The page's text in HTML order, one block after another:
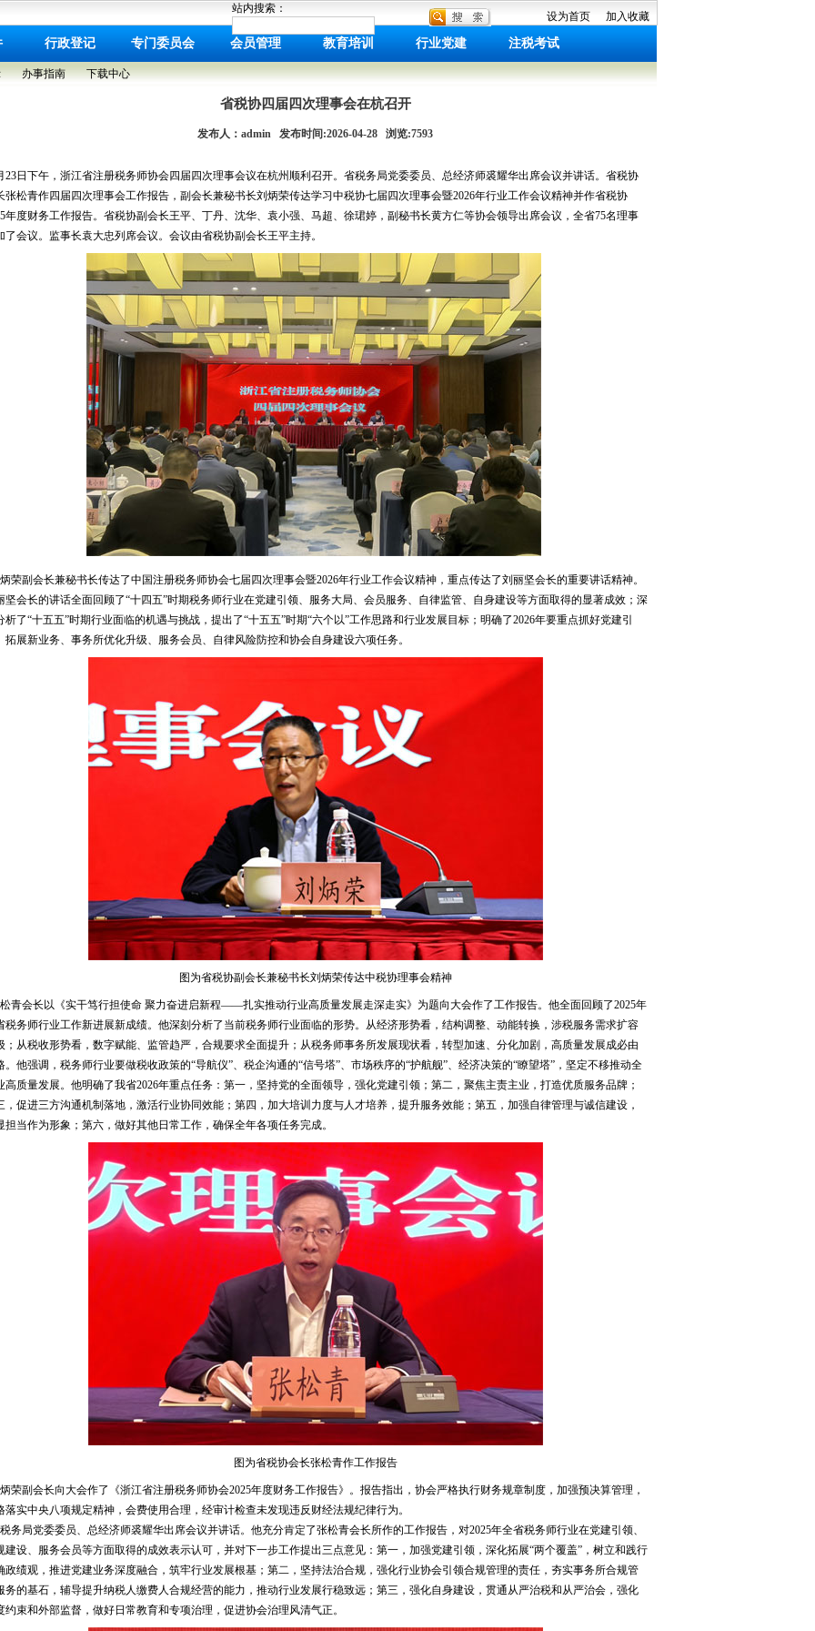
站内搜索：
设为首页 加入收藏
行政登记 专门委员会 会员管理 教育培训 行业党建 注税考试
办事指南 下载中心
省税协四届四次理事会在杭召开
发布人：admin 发布时间:2026-04-28 浏览:7593
23日下午，浙江省注册税务师协会四届四次理事会议在杭州顺利召开。省税务局党委委员、总经济师裘耀华出席会议并讲话。省税协
张松青作四届四次理事会工作报告，副会长兼秘书长刘炳荣传达学习中税协七届四次理事会暨2026年行业工作会议精神并作省税协
年度财务工作报告。省税协副会长王平、丁丹、沈华、袁小强、马超、徐珺婷，副秘书长黄方仁等协会领导出席会议，全省75名理事
了会议。监事长袁大忠列席会议。会议由省税协副会长王平主持。
荣副会长兼秘书长传达了中国注册税务师协会七届四次理事会暨2026年行业工作会议精神，重点传达了刘丽坚会长的重要讲话精神。
坚会长的讲话全面回顾了“十四五”时期税务师行业在党建引领、服务大局、会员服务、自律监管、自身建设等方面取得的显著成效；深
析了“十五五”时期行业面临的机遇与挑战，提出了“十五五”时期“六个以”工作思路和行业发展目标；明确了2026年要重点抓好党建引
拓展新业务、事务所优化升级、服务会员、自律风险防控和协会自身建设六项任务。
图为省税协副会长兼秘书长刘炳荣传达中税协理事会精神
青会长以《实干笃行担使命 聚力奋进启新程——扎实推动行业高质量发展走深走实》为题向大会作了工作报告。他全面回顾了2025年
税务师行业工作新进展新成绩。他深刻分析了当前税务师行业面临的形势。从经济形势看，结构调整、动能转换，涉税服务需求扩容
；从税收形势看，数字赋能、监管趋严，合规要求全面提升；从税务师事务所发展现状看，转型加速、分化加剧，高质量发展成必由
。他强调，税务师行业要做税收政策的“导航仪”、税企沟通的“信号塔”、市场秩序的“护航舰”、经济决策的“瞭望塔”，坚定不移推动全
高质量发展。他明确了我省2026年重点任务：第一，坚持党的全面领导，强化党建引领；第二，聚焦主责主业，打造优质服务品牌；
，促进三方沟通机制落地，激活行业协同效能；第四，加大培训力度与人才培养，提升服务效能；第五，加强自律管理与诚信建设，
担当作为形象；第六，做好其他日常工作，确保全年各项任务完成。
图为省税协会长张松青作工作报告
荣副会长向大会作了《浙江省注册税务师协会2025年度财务工作报告》。报告指出，协会严格执行财务规章制度，加强预决算管理，
落实中央八项规定精神，会费使用合理，经审计检查未发现违反财经法规纪律行为。
务局党委委员、总经济师裘耀华出席会议并讲话。他充分肯定了张松青会长所作的工作报告，对2025年全省税务师行业在党建引领、
建设、服务会员等方面取得的成效表示认可，并对下一步工作提出三点意见：第一，加强党建引领，深化拓展“两个覆盖”，树立和践行
政绩观，推进党建业务深度融合，筑牢行业发展根基；第二，坚持法治合规，强化行业协会引领合规管理的责任，夯实事务所合规管
务的基石，辅导提升纳税人缴费人合规经营的能力，推动行业发展行稳致远；第三，强化自身建设，贯通从严治税和从严治会，强化
约束和外部监督，做好日常教育和专项治理，促进协会治理风清气正。